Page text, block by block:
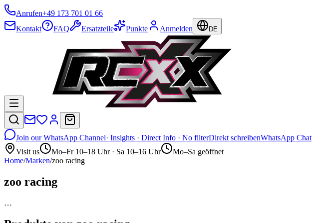
Anrufen+49 173 701 01 66
Kontakt
FAQ Ersatzteile Punkte Anmelden DE
Join our WhatsApp Channel· Insights · Direct Info · No filterDirekt schreibenWhatsApp Chat
Visit us
Mo–Fr 10–18 Uhr · Sa 10–16 Uhr
Mo–Sa geöffnet
Home/Marken/zoo racing
zoo racing
…